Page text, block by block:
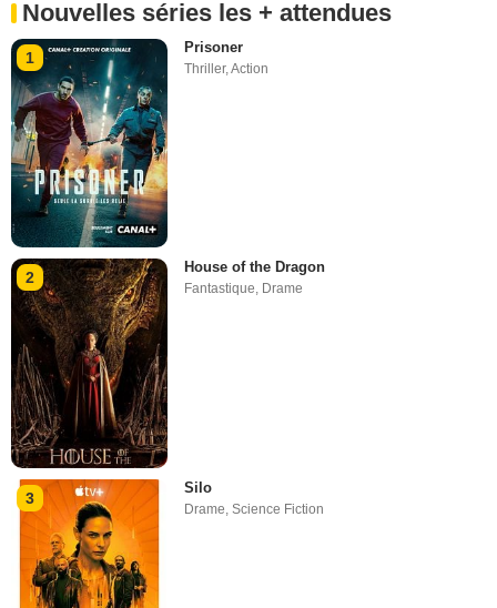
Nouvelles séries les + attendues
1
Prisoner
Thriller,Action
2
House of the Dragon
Fantastique, Drame
3
Silo
Drame ,Science Fiction